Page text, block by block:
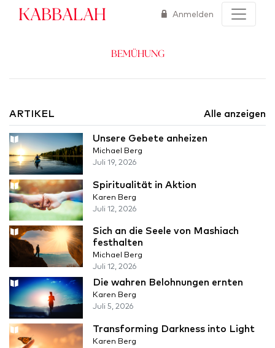
Kabbalah Anmelden
Bemühung
ARTIKEL Alle anzeigen
Unsere Gebete anheizen
Michael Berg
Juli 19, 2026
Spiritualität in Aktion
Karen Berg
Juli 12, 2026
Sich an die Seele von Mashiach
festhalten
Michael Berg
Juli 12, 2026
Die wahren Belohnungen ernten
Karen Berg
Juli 5, 2026
Transforming Darkness into Light
Karen Berg